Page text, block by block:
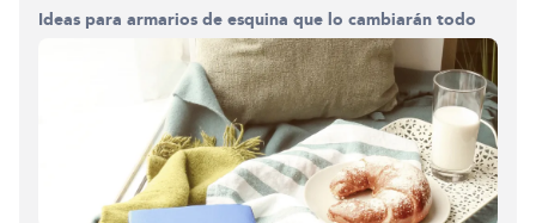
Ideas para armarios de esquina que lo cambiarán todo